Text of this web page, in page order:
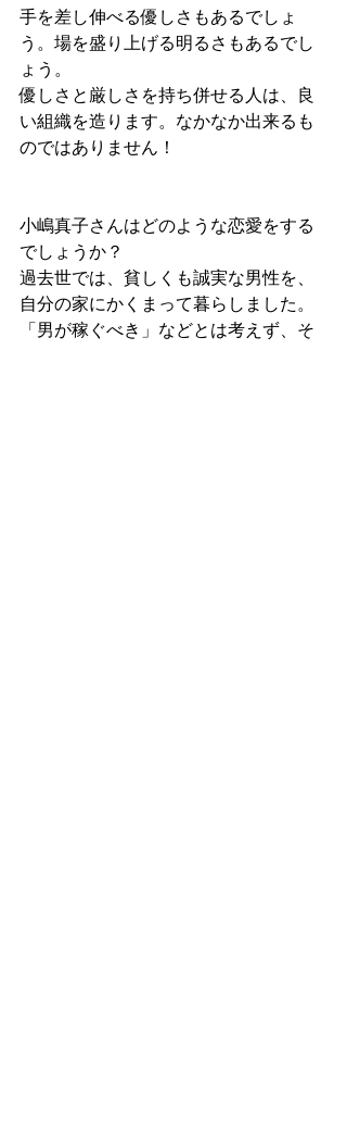
手を差し伸べる優しさもあるでしょ
う。場を盛り上げる明るさもあるでし
ょう。
優しさと厳しさを持ち併せる人は、良
い組織を造ります。なかなか出来るも
のではありません！
小嶋真子さんはどのような恋愛をする
でしょうか？
過去世では、貧しくも誠実な男性を、
自分の家にかくまって暮らしました。
「男が稼ぐべき」などとは考えず、そ